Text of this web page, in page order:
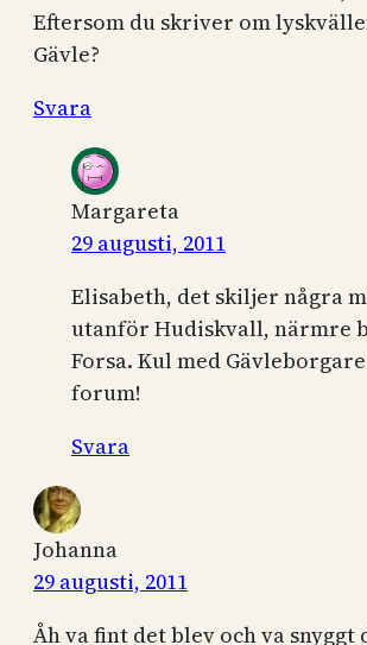
Eftersom du skriver om
Gävle?
Svara
Margareta
29 augusti, 2011
Elisabeth, det skiljer några
utanför Hudiskvall, närmre
Forsa. Kul med
forum!
Svara
Johanna
29 augusti, 2011
Åh va fint det blev och va snyggt